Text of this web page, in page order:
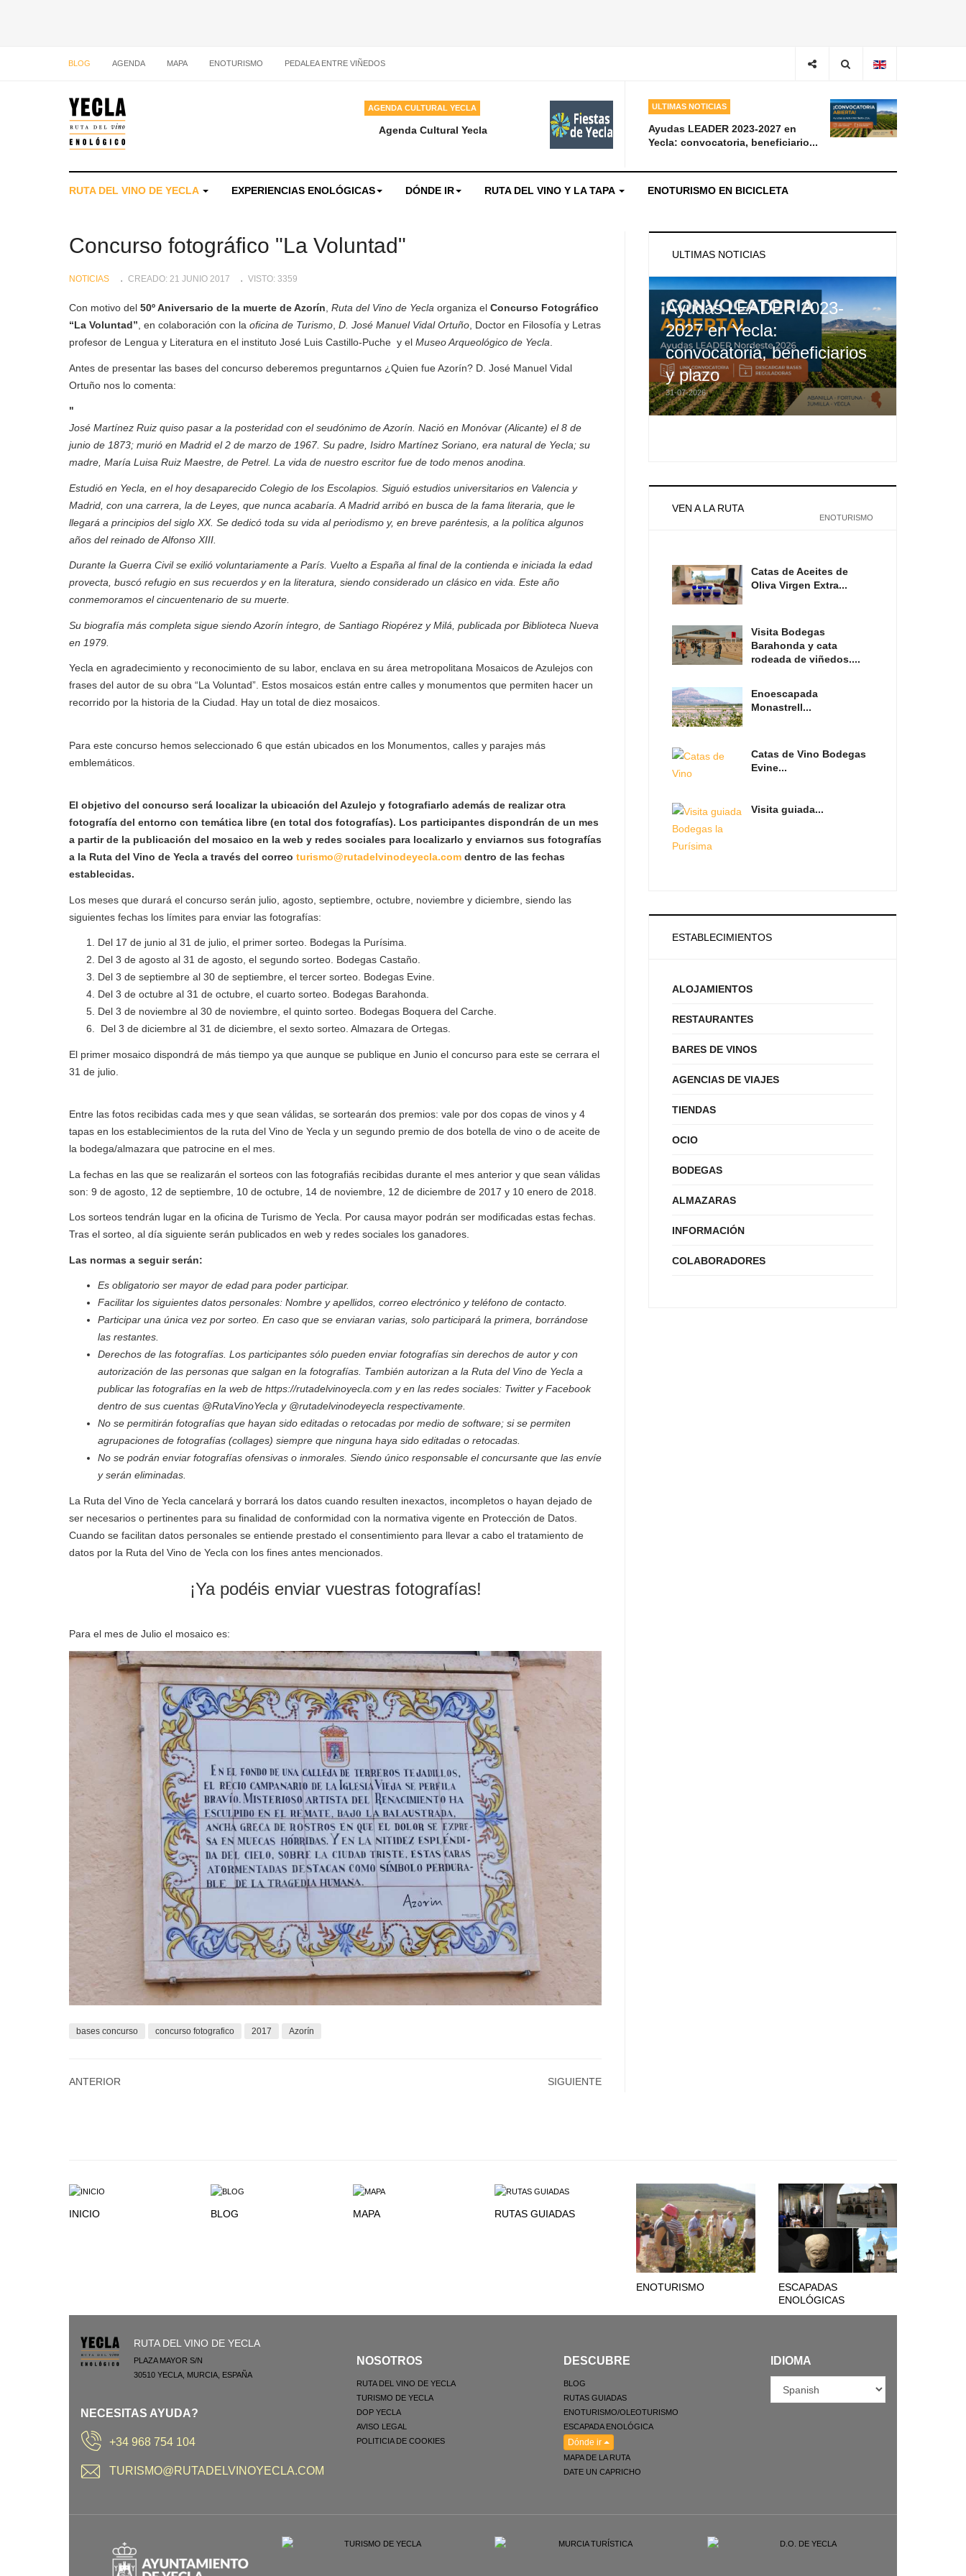
BLOG AGENDA MAPA ENOTURISMO PEDALEA ENTRE VIÑEDOS
AGENDA CULTURAL YECLA
Agenda Cultural Yecla
ULTIMAS NOTICIAS
Ayudas LEADER 2023-2027 en
Yecla: convocatoria, beneficiario...
RUTA DEL VINO DE YECLA EXPERIENCIAS ENOLÓGICAS DÓNDE IR RUTA DEL VINO Y LA TAPA ENOTURISMO EN BICICLETA
Concurso fotográfico "La Voluntad"
NOTICIAS CREADO: 21 JUNIO 2017 VISTO: 3359
Con motivo del 50º Aniversario de la muerte de Azorín Ruta del Vino de Yecla organiza el Concurso Fotográfico
“La Voluntad” , en colaboración con la oficina de Turismo D. José Manuel Vidal Ortuño , Doctor en Filosofía y Letras
profesor de Lengua y Literatura en el instituto José Luis Castillo-Puche y el Museo Arqueológico de Yecla
Antes de presentar las bases del concurso deberemos preguntarnos ¿Quien fue Azorín? D. José Manuel Vidal
Ortuño nos lo comenta:
"
José Martínez Ruiz quiso pasar a la posteridad con el seudónimo de Azorín. Nació en Monóvar (Alicante) el 8 de
junio de 1873; murió en Madrid el 2 de marzo de 1967. Su padre, Isidro Martínez Soriano, era natural de Yecla; su
madre, María Luisa Ruiz Maestre, de Petrel. La vida de nuestro escritor fue de todo menos anodina.
Estudió en Yecla, en el hoy desaparecido Colegio de los Escolapios. Siguió estudios universitarios en Valencia y
Madrid, con una carrera, la de Leyes, que nunca acabaría. A Madrid arribó en busca de la fama literaria, que le
llegará a principios del siglo XX. Se dedicó toda su vida al periodismo y, en breve paréntesis, a la política algunos
años del reinado de Alfonso XIII.
Durante la Guerra Civil se exilió voluntariamente a París. Vuelto a España al final de la contienda e iniciada la edad
provecta, buscó refugio en sus recuerdos y en la literatura, siendo considerado un clásico en vida. Este año
conmemoramos el cincuentenario de su muerte.
Su biografía más completa sigue siendo Azorín íntegro, de Santiago Riopérez y Milá, publicada por Biblioteca Nueva
en 1979.
Yecla en agradecimiento y reconocimiento de su labor, enclava en su área metropolitana Mosaicos de Azulejos con
frases del autor de su obra “La Voluntad”. Estos mosaicos están entre calles y monumentos que permiten hacer un
recorrido por la historia de la Ciudad. Hay un total de diez mosaicos.
Para este concurso hemos seleccionado 6 que están ubicados en los Monumentos, calles y parajes más
emblemáticos.
El objetivo del concurso será localizar la ubicación del Azulejo y fotografiarlo además de realizar otra
fotografía del entorno con temática libre (en total dos fotografías). Los participantes dispondrán de un mes
a partir de la publicación del mosaico en la web y redes sociales para localizarlo y enviarnos sus fotografías
a la Ruta del Vino de Yecla a través del correo turismo@rutadelvinodeyecla.com dentro de las fechas
establecidas.
Los meses que durará el concurso serán julio, agosto, septiembre, octubre, noviembre y diciembre, siendo las
siguientes fechas los límites para enviar las fotografías:
Del 17 de junio al 31 de julio, el primer sorteo. Bodegas la Purísima.
Del 3 de agosto al 31 de agosto, el segundo sorteo. Bodegas Castaño.
Del 3 de septiembre al 30 de septiembre, el tercer sorteo. Bodegas Evine.
Del 3 de octubre al 31 de octubre, el cuarto sorteo. Bodegas Barahonda.
Del 3 de noviembre al 30 de noviembre, el quinto sorteo. Bodegas Boquera del Carche.
Del 3 de diciembre al 31 de diciembre, el sexto sorteo. Almazara de Ortegas.
El primer mosaico dispondrá de más tiempo ya que aunque se publique en Junio el concurso para este se cerrara el
31 de julio.
Entre las fotos recibidas cada mes y que sean válidas, se sortearán dos premios: vale por dos copas de vinos y 4
tapas en los establecimientos de la ruta del Vino de Yecla y un segundo premio de dos botella de vino o de aceite de
la bodega/almazara que patrocine en el mes.
La fechas en las que se realizarán el sorteos con las fotografiás recibidas durante el mes anterior y que sean válidas
son: 9 de agosto, 12 de septiembre, 10 de octubre, 14 de noviembre, 12 de diciembre de 2017 y 10 enero de 2018.
Los sorteos tendrán lugar en la oficina de Turismo de Yecla. Por causa mayor podrán ser modificadas estas fechas.
Tras el sorteo, al día siguiente serán publicados en web y redes sociales los ganadores.
Las normas a seguir serán:
Es obligatorio ser mayor de edad para poder participar.
Facilitar los siguientes datos personales: Nombre y apellidos, correo electrónico y teléfono de contacto.
Participar una única vez por sorteo. En caso que se enviaran varias, solo participará la primera, borrándose
las restantes.
Derechos de las fotografías. Los participantes sólo pueden enviar fotografías sin derechos de autor y con
autorización de las personas que salgan en la fotografías. También autorizan a la Ruta del Vino de Yecla a
publicar las fotografías en la web de https://rutadelvinoyecla.com y en las redes sociales: Twitter y Facebook
dentro de sus cuentas @RutaVinoYecla y @rutadelvinodeyecla respectivamente.
No se permitirán fotografías que hayan sido editadas o retocadas por medio de software; si se permiten
agrupaciones de fotografías (collages) siempre que ninguna haya sido editadas o retocadas.
No se podrán enviar fotografías ofensivas o inmorales. Siendo único responsable el concursante que las envíe
y serán eliminadas.
La Ruta del Vino de Yecla cancelará y borrará los datos cuando resulten inexactos, incompletos o hayan dejado de
ser necesarios o pertinentes para su finalidad de conformidad con la normativa vigente en Protección de Datos.
Cuando se facilitan datos personales se entiende prestado el consentimiento para llevar a cabo el tratamiento de
datos por la Ruta del Vino de Yecla con los fines antes mencionados.
¡Ya podéis enviar vuestras fotografías!
Para el mes de Julio el mosaico es:
bases concurso concurso fotografico 2017 Azorín
ANTERIOR SIGUIENTE
ULTIMAS NOTICIAS
Ayudas LEADER 2023-
2027 en Yecla:
convocatoria, beneficiarios
y plazo
31-07-2026
VEN A LA RUTA
ENOTURISMO
Catas de Aceites de
Oliva Virgen Extra...
Visita Bodegas
Barahonda y cata
rodeada de viñedos....
Enoescapada
Monastrell...
Catas de Vino Bodegas
Evine...
Visita guiada...
ESTABLECIMIENTOS
ALOJAMIENTOS
RESTAURANTES
BARES DE VINOS
AGENCIAS DE VIAJES
TIENDAS
OCIO
BODEGAS
ALMAZARAS
INFORMACIÓN
COLABORADORES
INICIO BLOG MAPA RUTAS GUIADAS
ENOTURISMO
ESCAPADAS
ENOLÓGICAS
RUTA DEL VINO DE YECLA
PLAZA MAYOR S/N
30510 YECLA MURCIA ESPAÑA
NECESITAS AYUDA?
+34 968 754 104
TURISMO@RUTADELVINOYECLA.COM
NOSOTROS
RUTA DEL VINO DE YECLA
TURISMO DE YECLA
DOP YECLA
AVISO LEGAL
POLITICIA DE COOKIES
DESCUBRE
BLOG
RUTAS GUIADAS
ENOTURISMO/OLEOTURISMO
ESCAPADA ENOLÓGICA
Dónde ir
MAPA DE LA RUTA
DATE UN CAPRICHO
IDIOMA